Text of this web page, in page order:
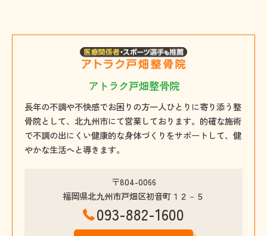
アトラク戸畑整骨院
長年の不調や不快感でお困りの方一人ひとりに寄り添う整
骨院として、北九州市にて営業しております。的確な施術
で不調の出にくい健康的な身体づくりをサポートして、健
やかな生活へと導きます。
〒804-0066
福岡県北九州市戸畑区初音町１２－５
093-882-1600